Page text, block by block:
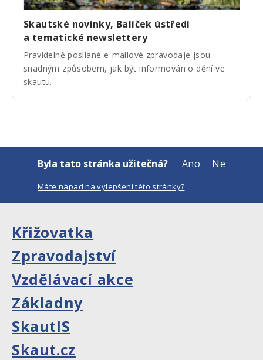
Skautské novinky, Balíček ústředí
a tematické newslettery
Pravidelně posílané e-mailové zpravodaje jsou
snadným způsobem, jak být informován o dění ve
skautu.
Byla tato stránka užitečná? Ano Ne
Máte nápad na vylepšení této stránky?
Křižovatka
Zpravodajství
Vzdělávací akce
Základny
SkautIS
Skaut.cz